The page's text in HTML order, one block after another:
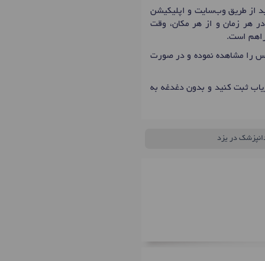
از طریق وب‌سایت و اپلیکیشن
هر زمان و از هر مکان، وقت
است.
را مشاهده نموده و در صورت
ثبت کنید و بدون دغدغه به
در یزد